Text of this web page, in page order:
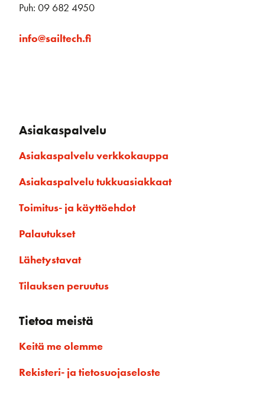
Puh: 09 682 4950
info@sailtech.fi
Asiakaspalvelu
Asiakaspalvelu verkkokauppa
Asiakaspalvelu tukkuasiakkaat
Toimitus- ja käyttöehdot
Palautukset
Lähetystavat
Tilauksen peruutus
Tietoa meistä
Keitä me olemme
Rekisteri- ja tietosuojaseloste